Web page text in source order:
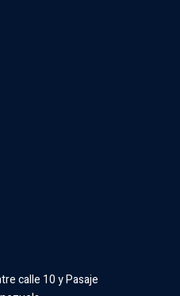
calle 10 y Pasaje